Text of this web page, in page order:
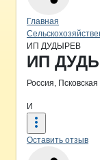
Главная
ИП ДУДЫРЕВ
ИП
Россия,
И
Оставить отзыв